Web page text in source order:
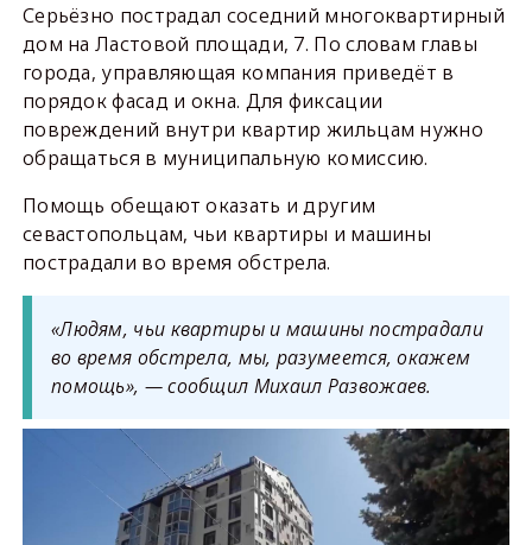
Серьёзно пострадал соседний многоквартирный
дом на Ластовой площади, 7. По словам главы
города, управляющая компания приведёт в
порядок фасад и окна. Для фиксации
повреждений внутри квартир жильцам нужно
обращаться в муниципальную комиссию.
Помощь обещают оказать и другим
севастопольцам, чьи квартиры и машины
пострадали во время обстрела.
«Людям, чьи квартиры и машины пострадали
во время обстрела, мы, разумеется, окажем
помощь», — сообщил Михаил Развожаев.